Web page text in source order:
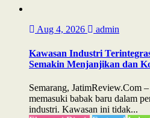
Aug 4, 2026 admin
Kawasan Industri
Semakin Menjanjikan dan
Semarang, JatimReview.Com
memasuki babak baru dalam
industri. Kawasan ini tidak...